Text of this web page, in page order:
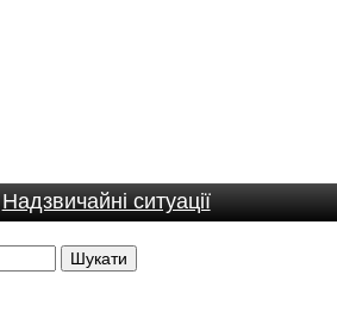
Надзвичайні ситуації